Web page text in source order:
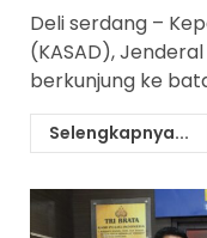
Deli serdang –
(KASAD),
berkunjung ke
Selengkapnya...